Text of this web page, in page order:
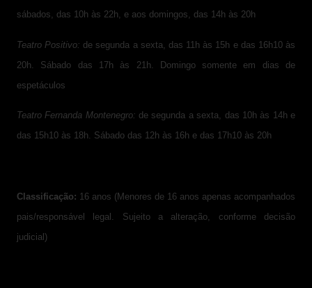
sábados, das 10h às 22h, e aos domingos, das 14h às 20h
Teatro Positivo: de segunda a sexta, das 11h às 15h e das 16h10 às
20h. Sábado das 17h às 21h. Domingo somente em dias de
espetáculos
Teatro Fernanda Montenegro: de segunda a sexta, das 10h às 14h e
das 15h10 às 18h. Sábado das 12h às 16h e das 17h10 às 20h
Classificação: 16 anos (Menores de 16 anos apenas acompanhados
pais/responsável legal. Sujeito a alteração, conforme decisão
judicial)